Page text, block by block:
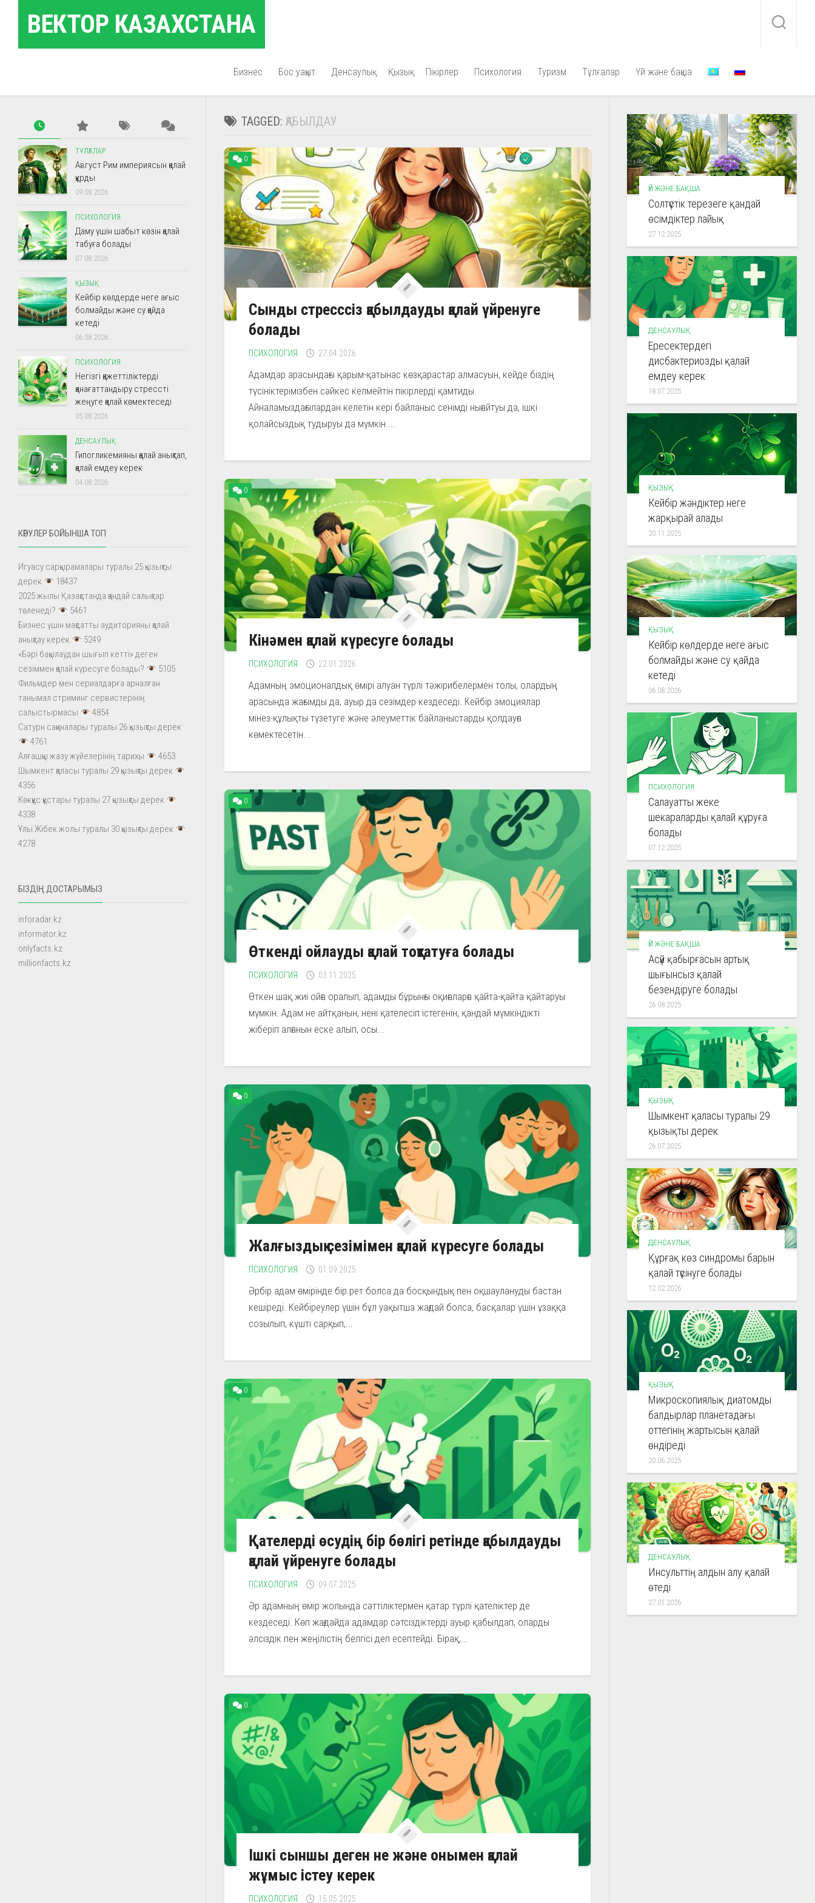
contentВЕКТОР КАЗАХСТАНА
Бизнес Бос уақыт Денсаулық Қызық Пікірлер Психология Туризм Тұлғалар Үй және бақша
TAGGED: ҚАБЫЛДАУ
0
Сынды стресссіз қабылдауды қалай үйренуге
болады
ПСИХОЛОГИЯ 27.04.2026
Адамдар арасындағы қарым-қатынас көзқарастар алмасуын, кейде біздің
түсініктерімізбен сәйкес келмейтін пікірлерді қамтиды.
Айналамыздағылардан келетін кері байланыс сенімді нығайтуы да, ішкі
қолайсыздық тудыруы да мүмкін....
0
Кінәмен қалай күресуге болады
ПСИХОЛОГИЯ 22.01.2026
Адамның эмоционалдық өмірі алуан түрлі тәжірибелермен толы, олардың
арасында жағымды да, ауыр да сезімдер кездеседі. Кейбір эмоциялар
мінез-құлықты түзетуге және әлеуметтік байланыстарды қолдауға
көмектесетін...
0
Өткенді ойлауды қалай тоқтатуға болады
ПСИХОЛОГИЯ 03.11.2025
Өткен шақ жиі ойға оралып, адамды бұрынғы оқиғаларға қайта-қайта қайтаруы
мүмкін. Адам не айтқанын, нені қателесіп істегенін, қандай мүмкіндікті
жіберіп алғанын еске алып, осы...
0
Жалғыздық сезімімен қалай күресуге болады
ПСИХОЛОГИЯ 01.09.2025
Әрбір адам өмірінде бір рет болса да босқындық пен оқшаулануды бастан
кешіреді. Кейбіреулер үшін бұл уақытша жағдай болса, басқалар үшін ұзаққа
созылып, күшті сарқып,...
0
Қателерді өсудің бір бөлігі ретінде қабылдауды
қалай үйренуге болады
ПСИХОЛОГИЯ 09.07.2025
Әр адамның өмір жолында сәттіліктермен қатар түрлі қателіктер де
кездеседі. Көп жағдайда адамдар сәтсіздіктерді ауыр қабылдап, оларды
әлсіздік пен жеңілістің белгісі деп есептейді. Бірақ,...
0
Ішкі сыншы деген не және онымен қалай
жұмыс істеу керек
ПСИХОЛОГИЯ 15.05.2025
ТҰЛҒАЛАР
Август Рим империясын қалай
құрды
09.08.2026
ПСИХОЛОГИЯ
Даму үшін шабыт көзін қалай
табуға болады
07.08.2026
ҚЫЗЫҚ
Кейбір көлдерде неге ағыс
болмайды және су қайда
кетеді
06.08.2026
ПСИХОЛОГИЯ
Негізгі қажеттіліктерді
қанағаттандыру стрессті
жеңуге қалай көмектеседі
05.08.2026
ДЕНСАУЛЫҚ
Гипогликемияны қалай анықтап,
қалай емдеу керек
04.08.2026
КӨРУЛЕР БОЙЫНША ТОП
Игуасу сарқырамалары туралы 25 қызықты
дерек
18437
2025 жылы Қазақстанда қандай салықтар
төленеді?
5461
Бизнес үшін мақсатты аудиторияны қалай
анықтау керек
5249
«Бәрі бақылаудан шығып кетті» деген
сезіммен қалай күресуге болады?
5105
Фильмдер мен сериалдарға арналған
танымал стриминг сервистерінің
салыстырмасы
4854
Сатурн сақиналары туралы 26 қызықты дерек
4761
Алғашқы жазу жүйелерінің тарихы
4653
Шымкент қаласы туралы 29 қызықты дерек
4356
Көкқұс құстары туралы 27 қызықты дерек
4338
Ұлы Жібек жолы туралы 30 қызықты дерек
4278
БІЗДІҢ ДОСТАРЫМЫЗ
inforadar.kz
informator.kz
onlyfacts.kz
millionfacts.kz
ҮЙ ЖӘНЕ БАҚША
Солтүстік терезеге қандай
өсімдіктер лайық
27.12.2025
ДЕНСАУЛЫҚ
Ересектердегі
дисбактериозды қалай
емдеу керек
18.07.2025
ҚЫЗЫҚ
Кейбір жәндіктер неге
жарқырай алады
20.11.2025
ҚЫЗЫҚ
Кейбір көлдерде неге ағыс
болмайды және су қайда
кетеді
06.08.2026
ПСИХОЛОГИЯ
Салауатты жеке
шекараларды қалай құруға
болады
07.12.2025
ҮЙ ЖӘНЕ БАҚША
Асүй қабырғасын артық
шығынсыз қалай
безендіруге болады
26.08.2025
ҚЫЗЫҚ
Шымкент қаласы туралы 29
қызықты дерек
26.07.2025
ДЕНСАУЛЫҚ
Құрғақ көз синдромы барын
қалай түсінуге болады
12.02.2026
ҚЫЗЫҚ
Микроскопиялық диатомды
балдырлар планетадағы
оттегінің жартысын қалай
өндіреді
20.06.2025
ДЕНСАУЛЫҚ
Инсульттің алдын алу қалай
өтеді
27.01.2026